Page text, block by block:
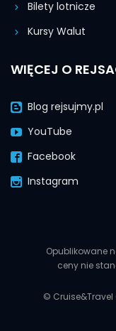
Bilety lotnicze
Kursy Walut
WIĘCEJ O
Blog rejsujmy.pl
YouTube
Facebook
Instagram
Opublikowane
ceny nie
© Cruise&Travel